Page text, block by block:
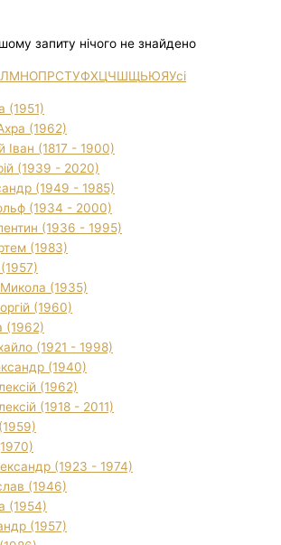
запиту нічого не знайдено
ЛМНОПРСТУФХЦЧШЩЬЮЯУсі
(1951)
(1962)
Іван (1817 - 1900)
(1939 - 2020)
(1949 - 1985)
(1934 - 2000)
(1936 - 1995)
(1983)
(1935)
(1960)
(1962)
(1921 - 1998)
(1940)
(1962)
(1918 - 2011)
(1923 - 1974)
(1946)
(1954)
(1957)